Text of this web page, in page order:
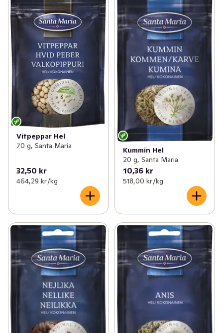
Vitpeppar Hel
70 g, Santa Maria
32,50 kr
464,29 kr /kg
Kummin Hel
20 g, Santa Maria
10,36 kr
518,00 kr /kg